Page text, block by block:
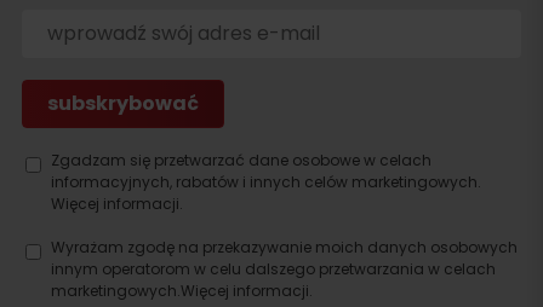
Zgadzam się przetwarzać dane osobowe w celach
informacyjnych, rabatów i innych celów marketingowych.
Więcej informacji.
Wyrażam zgodę na przekazywanie moich danych osobowych
innym operatorom w celu dalszego przetwarzania w celach
marketingowych.Więcej informacji.